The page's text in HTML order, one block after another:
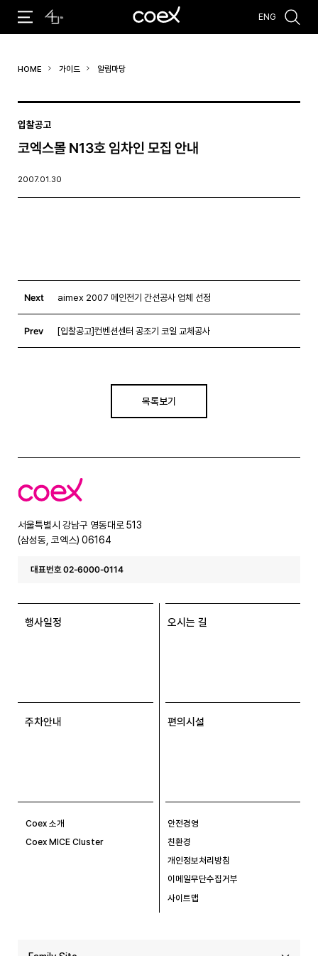
#코엑스 전시 #행사
ENG
HOME 가이드 알림마당
입찰공고
코엑스몰 N13호 임차인 모집 안내
2007.01.30
Next aimex 2007 메인전기 간선공사 업체 선정
Prev [입찰공고]컨벤션센터 공조기 코일 교체공사
목록보기
코
엑
서울특별시 강남구 영동대로 513
(삼성동, 코엑스) 06164
대표번호 02-6000-0114
행사일정 오시는 길
주차안내 편의시설
Coex 소개
Coex MICE Cluster
안전경영
친환경
개인정보처리방침
이메일무단수집거부
사이트맵